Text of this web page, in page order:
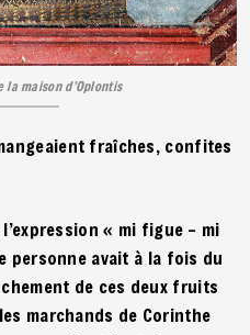
la maison d’Oplontis
fraîches, confites
« mi figue – mi
personne avait à la fois du
de ces deux fruits
marchands de Corinthe